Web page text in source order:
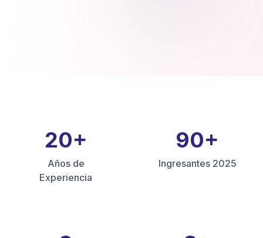
20+
Años de
Experiencia
90+
Ingresantes 2025